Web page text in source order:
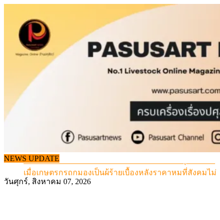
content
NEWS UPDATE
สกัดลักลอบนำเข้าเอ็นโคแช่แข็งกว่า 12.6 ตัน สมุทรสาคร
เมื่อเกษตรกรถูกมองเป็นผู้ร้ายเบื้องหลังราคาหมูที่สังคมไม่
สุดอั้น! ไข่ไก่หน้าฟาร์มปรับขึ้นอีก 6 บาท/แผง เริ่ม 7 ส.ค.69
วันศุกร์, สิงหาคม 07, 2026